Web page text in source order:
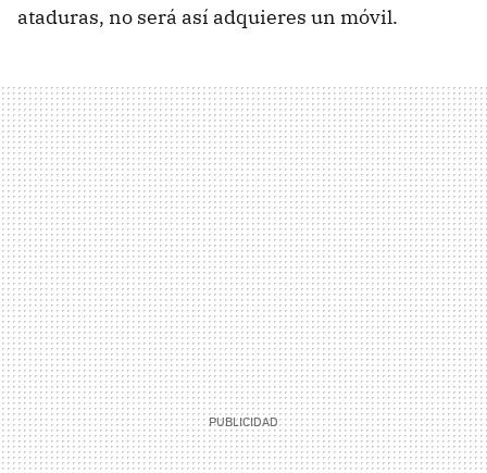
ataduras, no será así adquieres un móvil.